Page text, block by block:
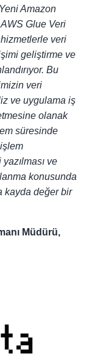
Amazon
Glue Veri
veri
geliştirme ve
Bu
veri
ve uygulama iş
olanak
süresinde
ve
konusunda
kayda değer bir
Müdürü,